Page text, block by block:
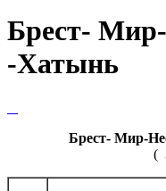
Брест-
-Хатынь
Брест- Мир-
(